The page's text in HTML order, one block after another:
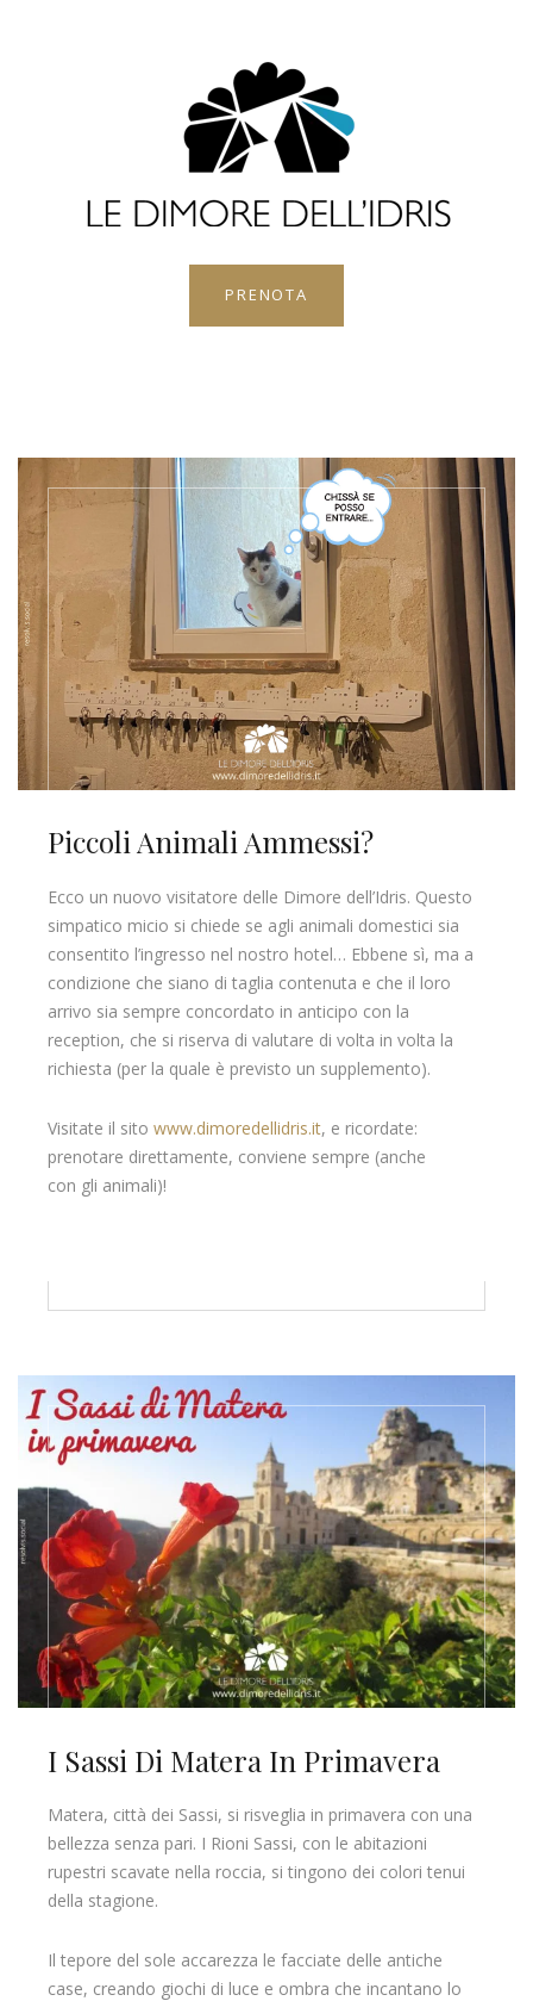
PRENOTA
Piccoli Animali Ammessi?
Ecco un nuovo visitatore delle Dimore dell’Idris. Questo
simpatico micio si chiede se agli animali domestici sia
consentito l’ingresso nel nostro hotel… Ebbene sì, ma a
condizione che siano di taglia contenuta e che il loro
arrivo sia sempre concordato in anticipo con la
reception, che si riserva di valutare di volta in volta la
richiesta (per la quale è previsto un supplemento).
Visitate il sito www.dimoredellidris.it, e ricordate:
prenotare direttamente, conviene sempre (anche
con gli animali)!
I Sassi Di Matera In Primavera
Matera, città dei Sassi, si risveglia in primavera con una
bellezza senza pari. I Rioni Sassi, con le abitazioni
rupestri scavate nella roccia, si tingono dei colori tenui
della stagione.
Il tepore del sole accarezza le facciate delle antiche
case, creando giochi di luce e ombra che incantano lo